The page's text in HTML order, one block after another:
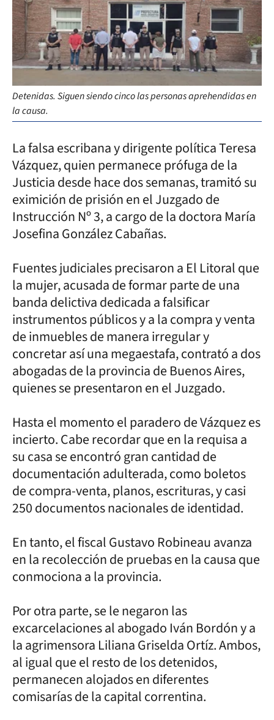
Detenidas. Siguen siendo cinco las personas aprehendidas en
la causa.
La falsa escribana y dirigente política Teresa
Vázquez, quien permanece prófuga de la
Justicia desde hace dos semanas, tramitó su
eximición de prisión en el Juzgado de
Instrucción Nº 3, a cargo de la doctora María
Josefina González Cabañas.
Fuentes judiciales precisaron a El Litoral que
la mujer, acusada de formar parte de una
banda delictiva dedicada a falsificar
instrumentos públicos y a la compra y venta
de inmuebles de manera irregular y
concretar así una megaestafa, contrató a dos
abogadas de la provincia de Buenos Aires,
quienes se presentaron en el Juzgado.
Hasta el momento el paradero de Vázquez es
incierto. Cabe recordar que en la requisa a
su casa se encontró gran cantidad de
documentación adulterada, como boletos
de compra-venta, planos, escrituras, y casi
250 documentos nacionales de identidad.
En tanto, el fiscal Gustavo Robineau avanza
en la recolección de pruebas en la causa que
conmociona a la provincia.
Por otra parte, se le negaron las
excarcelaciones al abogado Iván Bordón y a
la agrimensora Liliana Griselda Ortíz. Ambos,
al igual que el resto de los detenidos,
permanecen alojados en diferentes
comisarías de la capital correntina.